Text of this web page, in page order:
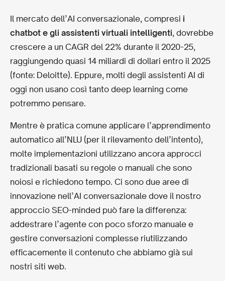
Il mercato dell’AI conversazionale, compresi i
chatbot e gli assistenti virtuali intelligenti, dovrebbe
crescere a un CAGR del 22% durante il 2020-25,
raggiungendo quasi 14 miliardi di dollari entro il 2025
(fonte: Deloitte). Eppure, molti degli assistenti AI di
oggi non usano così tanto deep learning come
potremmo pensare.
Mentre è pratica comune applicare l’apprendimento
automatico all’NLU (per il rilevamento dell’intento),
molte implementazioni utilizzano ancora approcci
tradizionali basati su regole o manuali che sono
noiosi e richiedono tempo. Ci sono due aree di
innovazione nell’AI conversazionale dove il nostro
approccio SEO-minded può fare la differenza:
addestrare l’agente con poco sforzo manuale e
gestire conversazioni complesse riutilizzando
efficacemente il contenuto che abbiamo già sui
nostri siti web.